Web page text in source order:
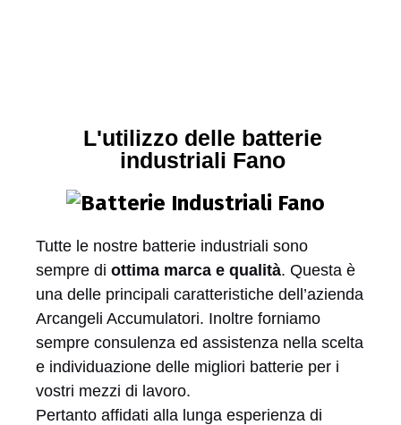
L'utilizzo delle batterie
industriali Fano
Tutte le nostre batterie industriali sono
sempre di ottima marca e qualità. Questa è
una delle principali caratteristiche dell’azienda
Arcangeli Accumulatori. Inoltre forniamo
sempre consulenza ed assistenza nella scelta
e individuazione delle migliori batterie per i
vostri mezzi di lavoro.
Pertanto affidati alla lunga esperienza di